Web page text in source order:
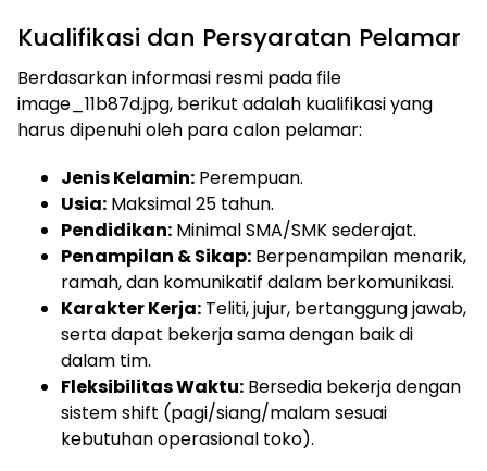
Kualifikasi dan Persyaratan Pelamar
Berdasarkan informasi resmi pada file
image_11b87d.jpg, berikut adalah kualifikasi yang
harus dipenuhi oleh para calon pelamar:
Jenis Kelamin: Perempuan.
Usia: Maksimal 25 tahun.
Pendidikan: Minimal SMA/SMK sederajat.
Penampilan & Sikap: Berpenampilan menarik,
ramah, dan komunikatif dalam berkomunikasi.
Karakter Kerja: Teliti, jujur, bertanggung jawab,
serta dapat bekerja sama dengan baik di
dalam tim.
Fleksibilitas Waktu: Bersedia bekerja dengan
sistem shift (pagi/siang/malam sesuai
kebutuhan operasional toko).